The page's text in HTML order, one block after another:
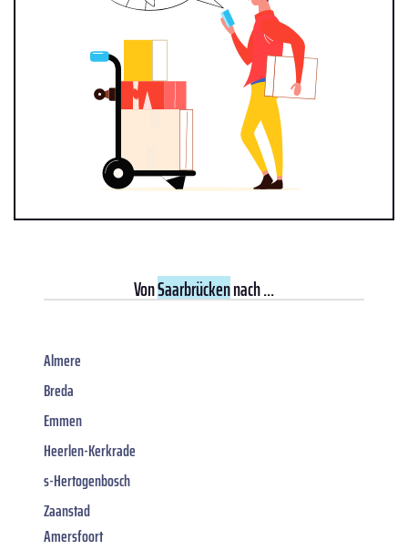
VonSaarbrückennach ...
Almere
Breda
Emmen
Heerlen-Kerkrade
s-Hertogenbosch
Zaanstad
Amersfoort